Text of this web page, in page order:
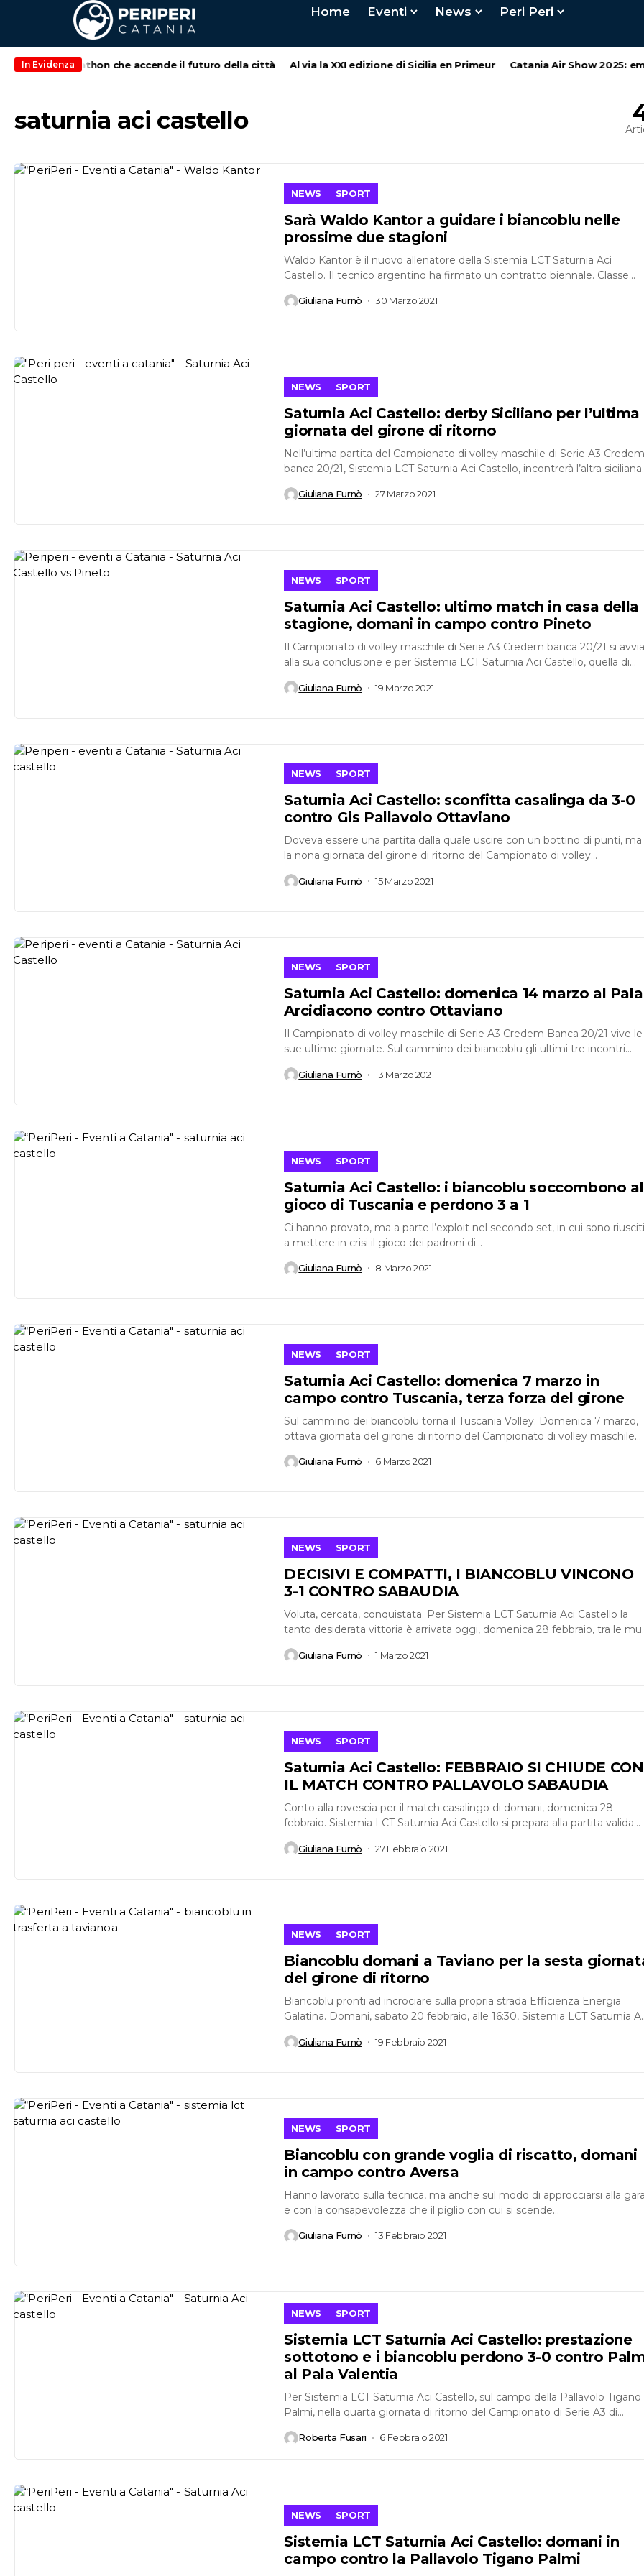
Home Eventi News Peri Peri
In Evidenza
l’hackathon che accende il futuro della città Al via la XXI edizione di Sicilia en Primeur Catania Air Show 2025:
saturnia aci castello
NEWS SPORT
Sarà Waldo Kantor a guidare i biancoblu nelle
prossime due stagioni
Waldo Kantor è il nuovo allenatore della Sistemia LCT Saturnia Aci
Castello. Il tecnico argentino ha firmato un contratto biennale. Classe
Giuliana Furnò 30 Marzo 2021
NEWS SPORT
Saturnia Aci Castello: derby Siciliano per l’ultima
giornata del girone di ritorno
Nell’ultima partita del Campionato di volley maschile di Serie A3
banca 20/21, Sistemia LCT Saturnia Aci Castello, incontrerà l’altra siciliana
Giuliana Furnò 27 Marzo 2021
NEWS SPORT
Saturnia Aci Castello: ultimo match in casa della
stagione, domani in campo contro Pineto
Il Campionato di volley maschile di Serie A3 Credem banca 20/21 si
alla sua conclusione e per Sistemia LCT Saturnia Aci Castello, quella di
Giuliana Furnò 19 Marzo 2021
NEWS SPORT
Saturnia Aci Castello: sconfitta casalinga da 3-0
contro Gis Pallavolo Ottaviano
Doveva essere una partita dalla quale uscire con un bottino di punti, ma
la nona giornata del girone di ritorno del Campionato di volley...
Giuliana Furnò 15 Marzo 2021
NEWS SPORT
Saturnia Aci Castello: domenica 14 marzo al Pala
Arcidiacono contro Ottaviano
Il Campionato di volley maschile di Serie A3 Credem Banca 20/21 vive le
sue ultime giornate. Sul cammino dei biancoblu gli ultimi tre incontri...
Giuliana Furnò 13 Marzo 2021
NEWS SPORT
Saturnia Aci Castello: i biancoblu soccombono al
gioco di Tuscania e perdono 3 a 1
Ci hanno provato, ma a parte l’exploit nel secondo set, in cui sono
a mettere in crisi il gioco dei padroni di...
Giuliana Furnò 8 Marzo 2021
NEWS SPORT
Saturnia Aci Castello: domenica 7 marzo in
campo contro Tuscania, terza forza del girone
Sul cammino dei biancoblu torna il Tuscania Volley. Domenica 7 marzo,
ottava giornata del girone di ritorno del Campionato di volley maschile
Giuliana Furnò 6 Marzo 2021
NEWS SPORT
DECISIVI E COMPATTI, I BIANCOBLU VINCONO
3-1 CONTRO SABAUDIA
Voluta, cercata, conquistata. Per Sistemia LCT Saturnia Aci Castello la
tanto desiderata vittoria è arrivata oggi, domenica 28 febbraio, tra le
Giuliana Furnò 1 Marzo 2021
NEWS SPORT
Saturnia Aci Castello: FEBBRAIO SI CHIUDE CON
IL MATCH CONTRO PALLAVOLO SABAUDIA
Conto alla rovescia per il match casalingo di domani, domenica 28
febbraio. Sistemia LCT Saturnia Aci Castello si prepara alla partita valida
Giuliana Furnò 27 Febbraio 2021
NEWS SPORT
Biancoblu domani a Taviano per la sesta
del girone di ritorno
Biancoblu pronti ad incrociare sulla propria strada Efficienza Energia
Galatina. Domani, sabato 20 febbraio, alle 16:30, Sistemia LCT Saturnia
Giuliana Furnò 19 Febbraio 2021
NEWS SPORT
Biancoblu con grande voglia di riscatto, domani
in campo contro Aversa
Hanno lavorato sulla tecnica, ma anche sul modo di approcciarsi alla
e con la consapevolezza che il piglio con cui si scende...
Giuliana Furnò 13 Febbraio 2021
NEWS SPORT
Sistemia LCT Saturnia Aci Castello: prestazione
sottotono e i biancoblu perdono 3-0 contro
al Pala Valentia
Per Sistemia LCT Saturnia Aci Castello, sul campo della Pallavolo Tigano
Palmi, nella quarta giornata di ritorno del Campionato di Serie A3 di...
Roberta Fusari 6 Febbraio 2021
NEWS SPORT
Sistemia LCT Saturnia Aci Castello: domani in
campo contro la Pallavolo Tigano Palmi